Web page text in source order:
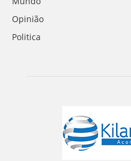
Opinião
Politica